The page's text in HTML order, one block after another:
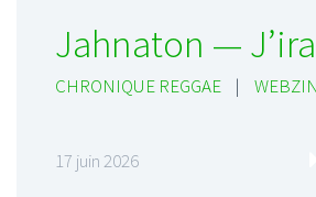
Jahnaton —
CHRONIQUE REGGAE |
17 juin 2026